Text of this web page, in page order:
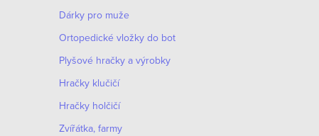
Dárky pro muže
Оrtopedické vložky do bot
Plyšové hračky a výrobky
Hračky klučičí
Hračky holčičí
Zvířátka, farmy